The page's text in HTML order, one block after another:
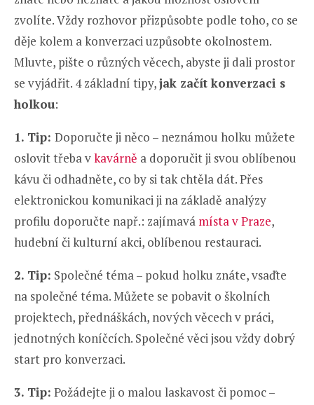
zvolíte. Vždy rozhovor přizpůsobte podle toho, co se
děje kolem a konverzaci uzpůsobte okolnostem.
Mluvte, pište o různých věcech, abyste ji dali prostor
se vyjádřit. 4 základní tipy,jak začít konverzaci s
holkou:
1. Tip: Doporučte ji něco – neznámou holku můžete
oslovit třeba vkavárně a doporučit ji svou oblíbenou
kávu či odhadněte, co by si tak chtěla dát. Přes
elektronickou komunikaci ji na základě analýzy
profilu doporučte např.: zajímavá místa v Praze,
hudební či kulturní akci, oblíbenou restauraci.
2. Tip: Společné téma – pokud holku znáte, vsaďte
na společné téma. Můžete se pobavit o školních
projektech, přednáškách, nových věcech v práci,
jednotných koníčcích. Společné věci jsou vždy dobrý
start pro konverzaci.
3. Tip: Požádejte ji o malou laskavost či pomoc –